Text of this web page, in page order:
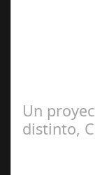
Un
distinto,